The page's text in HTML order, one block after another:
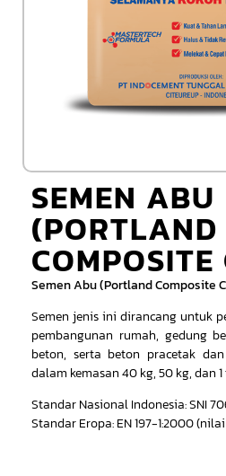
SEMEN ABU
(PORTLAND
Semen Abu (Portland Composite
Semen jenis ini dirancang untuk
pembangunan rumah, gedung
beton, serta beton pracetak
dalam kemasan 40 kg, 50 kg, dan
Standar Nasional Indonesia: SNI
Standar Eropa: EN 197-1:2000 (nilai